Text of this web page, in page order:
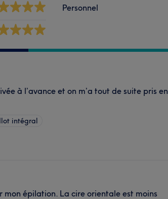
Personnel
à l’avance et on m’a tout de suite pris en
intégral
mon épilation. La cire orientale est moins